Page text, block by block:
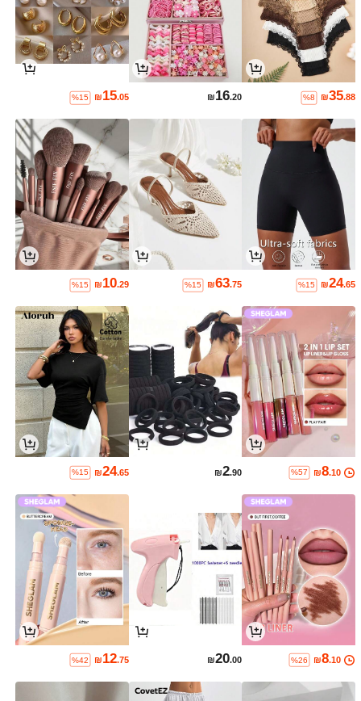
₪35.88
%8
₪16.20
₪15.05
%15
₪24.65
%15
₪63.75
%15
₪10.29
%15
₪8.10
%57
₪2.90
₪24.65
%15
₪8.10
%26
₪20.00
₪12.75
%42